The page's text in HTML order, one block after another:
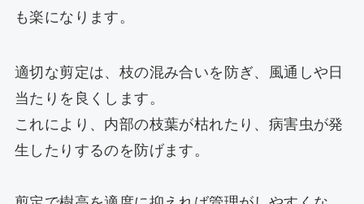
も楽になります。
適切な剪定は、枝の混み合いを防ぎ、風通しや日
当たりを良くします。
これにより、内部の枝葉が枯れたり、病害虫が発
生したりするのを防げます。